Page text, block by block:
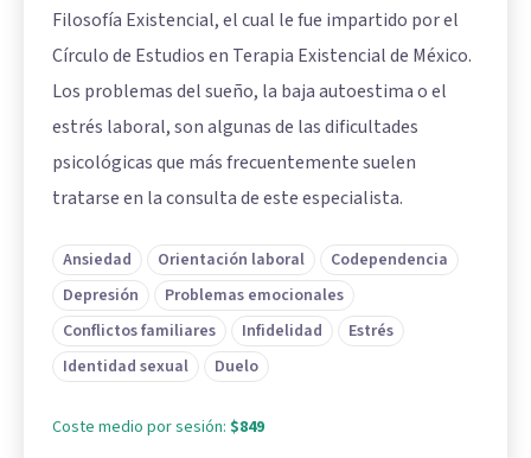
Filosofía Existencial, el cual le fue impartido por el
Círculo de Estudios en Terapia Existencial de México.
Los problemas del sueño, la baja autoestima o el
estrés laboral, son algunas de las dificultades
psicológicas que más frecuentemente suelen
tratarse en la consulta de este especialista.
Ansiedad Orientación laboral
Codependencia
Depresión
Problemas emocionales
Conflictos familiares
Infidelidad
Estrés
Identidad sexual
Duelo
Coste medio por sesión: $849